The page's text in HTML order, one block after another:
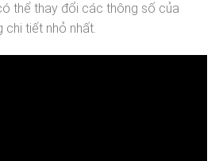
thể thay đổi các thông số của
chi tiết nhỏ nhất.